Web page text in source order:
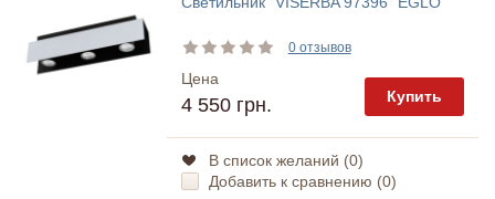
0 отзывов
Цена
4 550 грн. Купить
В список желаний (0)
Добавить к сравнению (0)